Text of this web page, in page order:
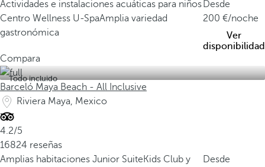
Actividades e instalaciones acuáticas para niños
Centro Wellness U-SpaAmplia variedad
gastronómica
Desde
200
/noche
Ver
disponibilidad
Compara
Todo incluido
Barceló Maya Beach - All Inclusive
Riviera Maya, Mexico
4.2/5
16824 reseñas
Amplias habitaciones Junior SuiteKids Club y
Desde